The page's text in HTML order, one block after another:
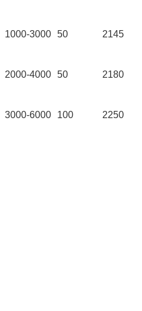
1000-3000 50 2145
2000-4000 50 2180
3000-6000 100 2250